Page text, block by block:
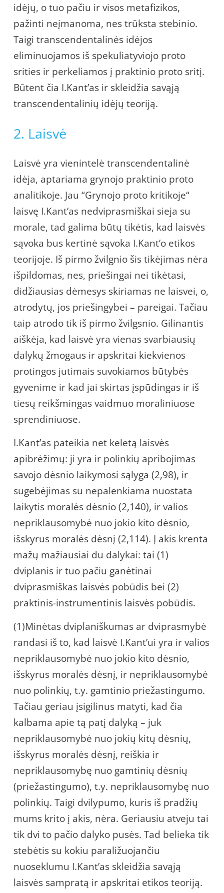
idėjų, o tuo pačiu ir visos metafizikos,
pažinti neįmanoma, nes trūksta stebinio.
Taigi transcendentalinės idėjos
eliminuojamos iš spekuliatyviojo proto
srities ir perkeliamos į praktinio proto sritį.
Būtent čia I.Kant’as ir skleidžia savąją
transcendentalinių idėjų teoriją.
2. Laisvė
Laisvė yra vienintelė transcendentalinė
idėja, aptariama grynojo praktinio proto
analitikoje. Jau “Grynojo proto kritikoje“
laisvę I.Kant’as nedviprasmiškai sieja su
morale, tad galima būtų tikėtis, kad laisvės
sąvoka bus kertinė sąvoka I.Kant’o etikos
teorijoje. Iš pirmo žvilgnio šis tikėjimas nėra
išpildomas, nes, priešingai nei tikėtasi,
didžiausias dėmesys skiriamas ne laisvei, o,
atrodytų, jos priešingybei – pareigai. Tačiau
taip atrodo tik iš pirmo žvilgsnio. Gilinantis
aiškėja, kad laisvė yra vienas svarbiausių
dalykų žmogaus ir apskritai kiekvienos
protingos jutimais suvokiamos būtybės
gyvenime ir kad jai skirtas įspūdingas ir iš
tiesų reikšmingas vaidmuo moraliniuose
sprendiniuose.
I.Kant’as pateikia net keletą laisvės
apibrėžimų: ji yra ir polinkių apribojimas
savojo dėsnio laikymosi sąlyga (2,98), ir
sugebėjimas su nepalenkiama nuostata
laikytis moralės dėsnio (2,140), ir valios
nepriklausomybė nuo jokio kito dėsnio,
išskyrus moralės dėsnį (2,114). Į akis krenta
mažų mažiausiai du dalykai: tai (1)
dviplanis ir tuo pačiu ganėtinai
dviprasmiškas laisvės pobūdis bei (2)
praktinis-instrumentinis laisvės pobūdis.
(1)Minėtas dviplaniškumas ar dviprasmybė
randasi iš to, kad laisvė I.Kant’ui yra ir valios
nepriklausomybė nuo jokio kito dėsnio,
išskyrus moralės dėsnį, ir nepriklausomybė
nuo polinkių, t.y. gamtinio priežastingumo.
Tačiau geriau įsigilinus matyti, kad čia
kalbama apie tą patį dalyką – juk
nepriklausomybė nuo jokių kitų dėsnių,
išskyrus moralės dėsnį, reiškia ir
nepriklausomybę nuo gamtinių dėsnių
(priežastingumo), t.y. nepriklausomybę nuo
polinkių. Taigi dvilypumo, kuris iš pradžių
mums krito į akis, nėra. Geriausiu atveju tai
tik dvi to pačio dalyko pusės. Tad belieka tik
stebėtis su kokiu paraližuojančiu
nuoseklumu I.Kant’as skleidžia savąją
laisvės sampratą ir apskritai etikos teoriją.